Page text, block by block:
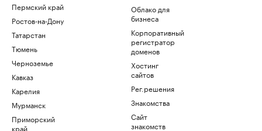
Пермский край
Ростов-на-Дону
Татарстан
Тюмень
Черноземье
Кавказ
Карелия
Мурманск
Приморский
край
Облако для
бизнеса
Корпоративный
регистратор
доменов
Хостинг
сайтов
Рег.решения
Знакомства
Сайт
знакомств